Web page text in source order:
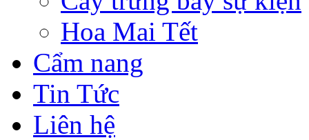
Hoa Mai Tết
Cẩm nang
Tin Tức
Liên hệ